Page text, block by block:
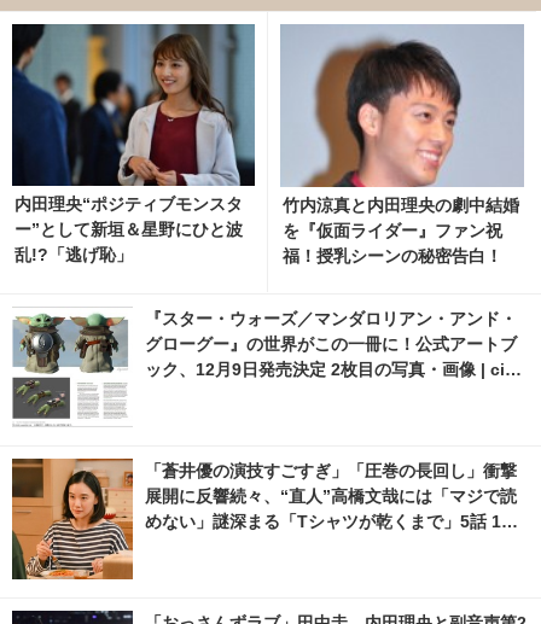
内田理央“ポジティブモンスタ
ー”として新垣＆星野にひと波
乱!?「逃げ恥」
竹内涼真と内田理央の劇中結婚
を『仮面ライダー』ファン祝
福！授乳シーンの秘密告白！
『スター・ウォーズ／マンダロリアン・アンド・
グローグー』の世界がこの一冊に！公式アートブ
ック、12月9日発売決定 2枚目の写真・画像 | cine
「蒼井優の演技すごすぎ」「圧巻の長回し」衝撃
展開に反響続々、“直人”高橋文哉には「マジで読
めない」謎深まる「Tシャツが乾くまで」5話 1枚